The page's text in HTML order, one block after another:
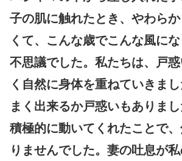
子の肌に触れたとき、やわら
くて、こんな歳でこんな風に
不思議でした。私たちは、戸
く自然に身体を重ねていきま
まく出来るか戸惑いもありま
積極的に動いてくれたことで
りませんでした。妻の吐息が